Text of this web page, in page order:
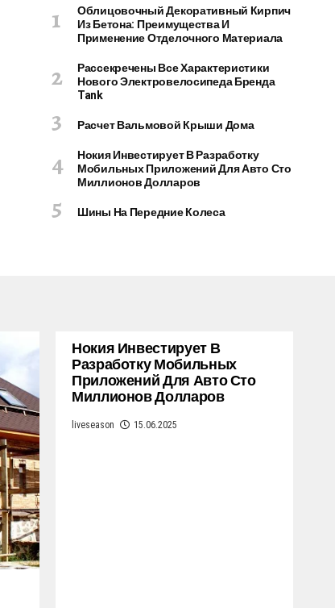
Облицовочный Декоративный Кирпич
Из Бетона: Преимущества И
Применение Отделочного Материала
Рассекречены Все Характеристики
Нового Электровелосипеда Бренда
Tank
Расчет Вальмовой Крыши Дома
Нокия Инвестирует В Разработку
Мобильных Приложений Для Авто Сто
Миллионов Долларов
Шины На Передние Колеса
Нокия Инвестирует В
Разработку Мобильных
Приложений Для Авто Сто
Миллионов Долларов
liveseason 15.06.2025